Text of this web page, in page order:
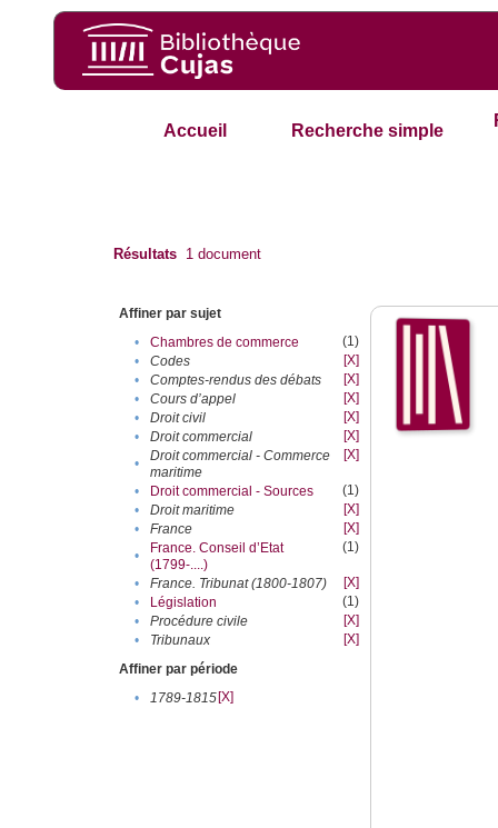
Accueil Recherche simple
Résultats 1 document
Affiner par sujet
•
Chambres de commerce
(1)
•
Codes
[X]
•
Comptes-rendus des débats
[X]
•
Cours d’appel
[X]
•
Droit civil
[X]
•
Droit commercial
[X]
•
Droit commercial - Commerce
maritime
[X]
• Droit commercial - Sources
(1)
•
Droit maritime
[X]
•
France
[X]
•
France. Conseil d’Etat
(1799-....)
(1)
• France. Tribunat (1800-1807)
[X]
•
Législation
(1)
•
Procédure civile
[X]
•
Tribunaux
[X]
Affiner par période
•
1789-1815[X]